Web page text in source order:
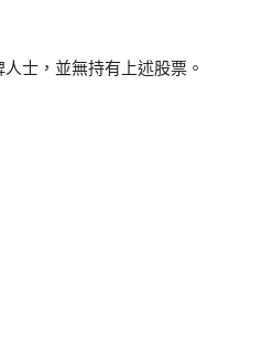
士，並無持有上述股票。